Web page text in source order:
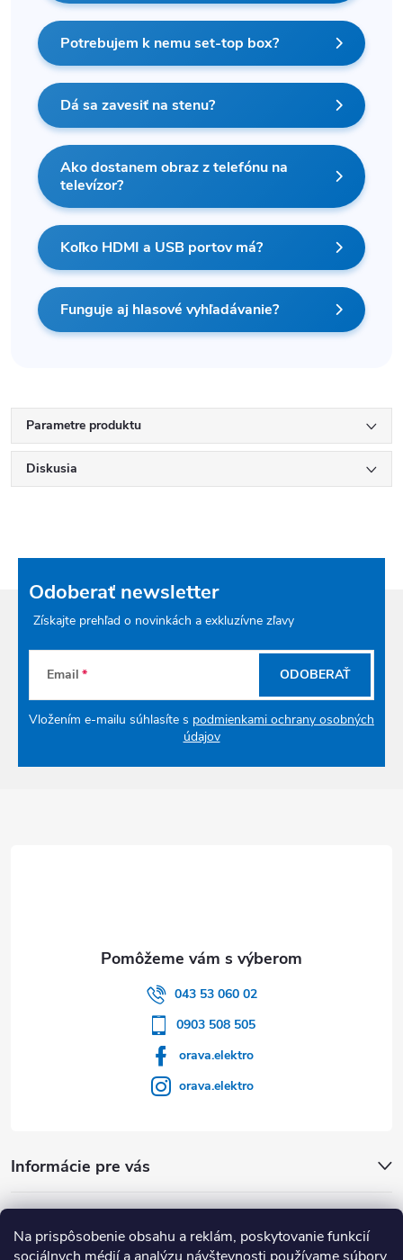
Na prispôsobenie obsahu a reklám, poskytovanie funkcií
Potrebujem k nemu set-top box?
Dá sa zavesiť na stenu?
Ako dostanem obraz z telefónu na
televízor?
Koľko HDMI a USB portov má?
Funguje aj hlasové vyhľadávanie?
Parametre produktu
Diskusia
Odoberať newsletter
Získajte prehľad o novinkách a exkluzívne zľavy
Email
Vložením e-mailu súhlasíte s podmienkami ochrany osobných
údajov
ODOBERAŤ
043 53 060 02
0903 508 505
orava.elektro
orava.elektro
Informácie pre vás